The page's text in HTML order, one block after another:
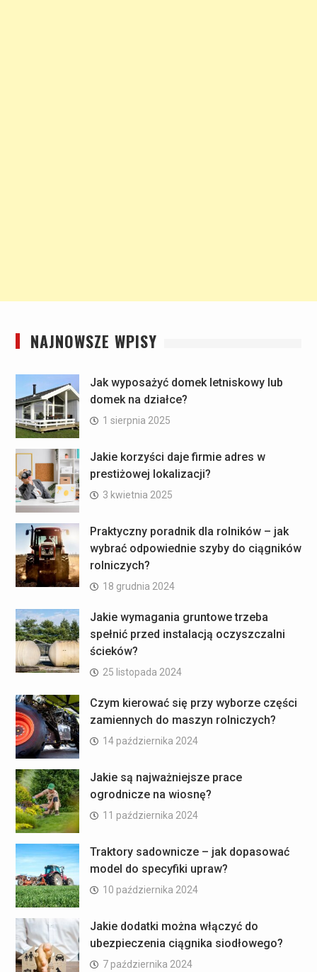
NAJNOWSZE WPISY
Jak wyposażyć domek letniskowy lub
domek na działce?
1 sierpnia 2025
Jakie korzyści daje firmie adres w
prestiżowej lokalizacji?
3 kwietnia 2025
Praktyczny poradnik dla rolników – jak
wybrać odpowiednie szyby do ciągników
rolniczych?
18 grudnia 2024
Jakie wymagania gruntowe trzeba
spełnić przed instalacją oczyszczalni
ścieków?
25 listopada 2024
Czym kierować się przy wyborze części
zamiennych do maszyn rolniczych?
14 października 2024
Jakie są najważniejsze prace
ogrodnicze na wiosnę?
11 października 2024
Traktory sadownicze – jak dopasować
model do specyfiki upraw?
10 października 2024
Jakie dodatki można włączyć do
ubezpieczenia ciągnika siodłowego?
7 października 2024